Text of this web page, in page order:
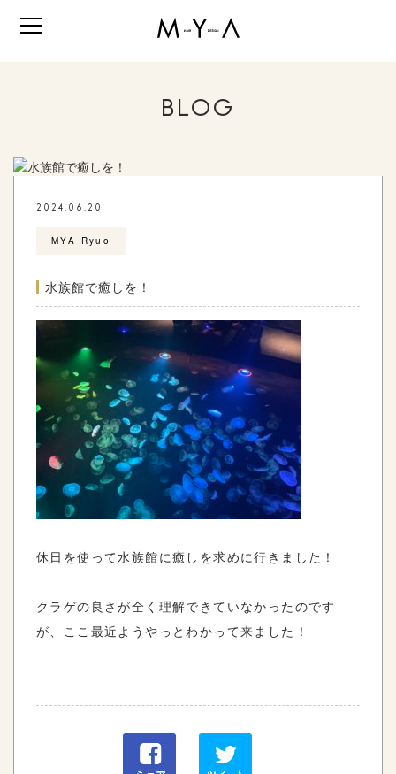
BLOG
2024.06.20
MYA Ryuo
水族館で癒しを！
休日を使って水族館に癒しを求めに行きました！
クラゲの良さが全く理解できていなかったのです
が、ここ最近ようやっとわかって来ました！